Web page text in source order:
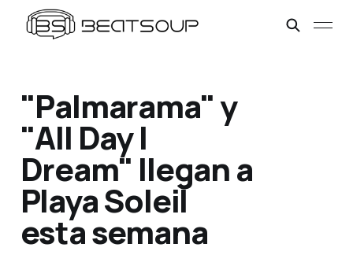
"Palmarama" y
"All Day I
Dream" llegan a
Playa Soleil
esta semana